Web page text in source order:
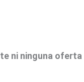
ni ninguna oferta